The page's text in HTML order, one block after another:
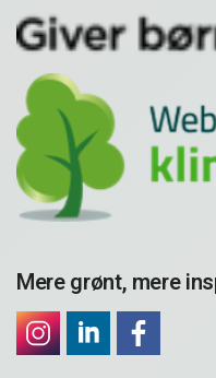
Mere grønt, mere